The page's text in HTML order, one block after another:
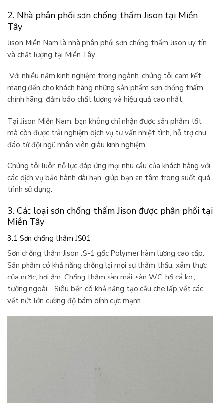
2. Nhà phân phối sơn chống thấm Jison tại Miền
Tây
Jison Miền Nam là nhà phân phối sơn chống thấm Jison uy tín
và chất lượng tại Miền Tây.
Với nhiều năm kinh nghiệm trong ngành, chúng tôi cam kết
mang đến cho khách hàng những sản phẩm sơn chống thấm
chính hãng, đảm bảo chất lượng và hiệu quả cao nhất.
Tại Jison Miền Nam, bạn không chỉ nhận được sản phẩm tốt
mà còn được trải nghiệm dịch vụ tư vấn nhiệt tình, hỗ trợ chu
đáo từ đội ngũ nhân viên giàu kinh nghiệm.
Chúng tôi luôn nỗ lực đáp ứng mọi nhu cầu của khách hàng với
các dịch vụ bảo hành dài hạn, giúp bạn an tâm trong suốt quá
trình sử dụng.
3. Các loại sơn chống thấm Jison được phân phối tại
Miền Tây
3.1 Sơn chống thấm JS01
Sơn chống thấm Jison JS-1 gốc Polymer hàm lượng cao cấp.
Sản phẩm có khả năng chống lại mọi sự thẩm thấu, xâm thực
của nước, hơi ẩm. Chống thấm sàn mái, sàn WC, hồ cá koi,
tường ngoài… Siêu bền có khả năng tạo cầu che lấp vết các
vết nứt lớn cường độ bám dính cực mạnh…